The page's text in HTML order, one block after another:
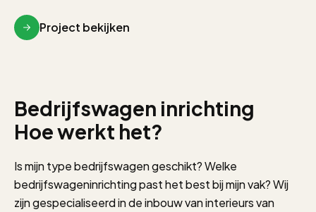
Project bekijken
Bedrijfswagen inrichting
Hoe werkt het?
Is mijn type bedrijfswagen geschikt? Welke
bedrijfswageninrichting past het best bij mijn vak? Wij
zijn gespecialiseerd in de inbouw van interieurs van